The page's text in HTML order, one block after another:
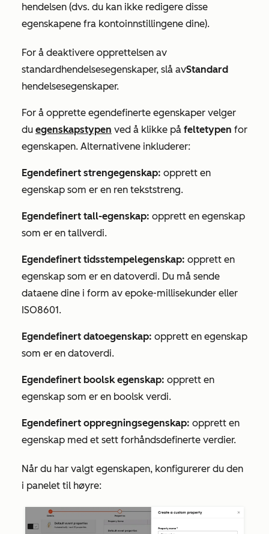
hendelsen (dvs. du kan ikke redigere disse
egenskapene fra kontoinnstillingene dine).
For å deaktivere opprettelsen av
standardhendelsesegenskaper, slå avStandard
hendelsesegenskaper.
For å opprette egendefinerte egenskaper velger
du egenskapstypen ved å klikke på feltetypen for
egenskapen. Alternativene inkluderer:
Egendefinert strengegenskap: opprett en
egenskap som er en ren tekststreng.
Egendefinert tall-egenskap: opprett en egenskap
som er en tallverdi.
Egendefinert tidsstempelegenskap: opprett en
egenskap som er en datoverdi. Du må sende
dataene dine i form av epoke-millisekunder eller
ISO8601.
Egendefinert datoegenskap: opprett en egenskap
som er en datoverdi.
Egendefinert boolsk egenskap: opprett en
egenskap som er en boolsk verdi.
Egendefinert oppregningsegenskap: opprett en
egenskap med et sett forhåndsdefinerte verdier.
Når du har valgt egenskapen, konfigurerer du den
i panelet til høyre: